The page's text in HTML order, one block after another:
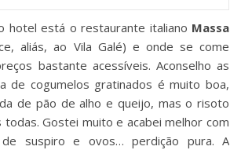
hotel está o restaurante italiano Massa
aliás, ao Vila Galé) e onde se come
bastante acessíveis. Aconselho as
de cogumelos gratinados é muito boa,
de pão de alho e queijo, mas o risoto
todas. Gostei muito e acabei melhor com
de suspiro e ovos… perdição pura. A